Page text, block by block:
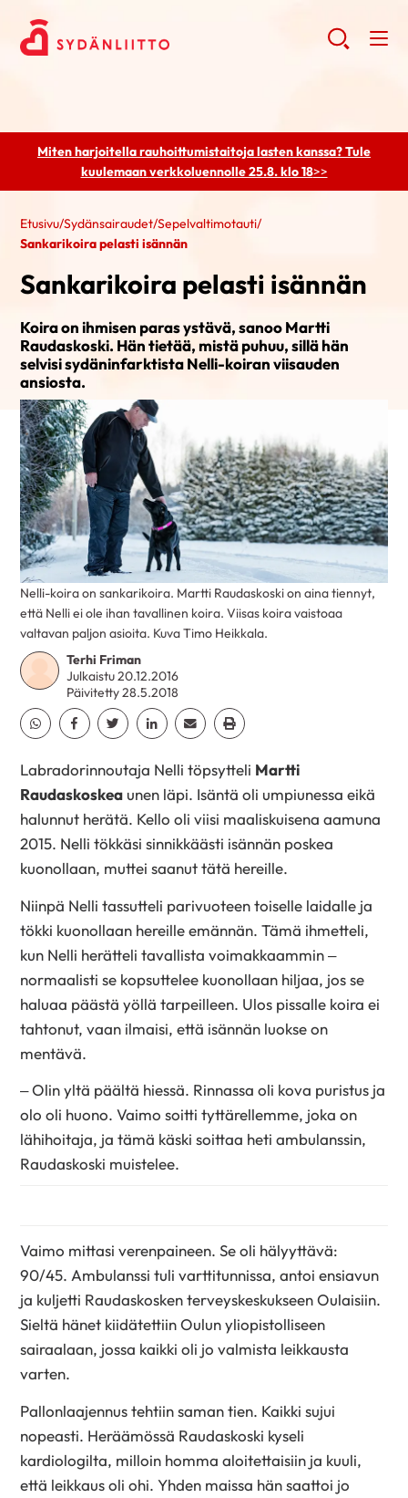
Miten harjoitella rauhoittumistaitoja lasten kanssa? Tule
kuulemaanverkkoluennolle 25.8. klo 18>>
Etusivu/Sydänsairaudet/Sepelvaltimotauti/
Sankarikoira pelasti isännän
Sankarikoira pelasti isännän
Koira on ihmisen paras ystävä, sanoo Martti
Raudaskoski. Hän tietää, mistä puhuu, sillä hän
selvisi sydäninfarktista Nelli-koiran viisauden
ansiosta.
Terhi Friman
Julkaistu 20.12.2016
Päivitetty 28.5.2018
Jaa Whatsapp
Jaa Facebook
Jaa TwitterJaa Linkedin
Jaa EmailJaa Print
Nelli-koira on sankarikoira. Martti Raudaskoski on aina tiennyt,
että Nelli ei ole ihan tavallinen koira. Viisas koira vaistoaa
valtavan paljon asioita. Kuva Timo Heikkala.
Labradorinnoutaja Nelli töpsytteli Martti
Raudaskoskea unen läpi. Isäntä oli umpiunessa eikä
halunnut herätä. Kello oli viisi maaliskuisena aamuna
2015. Nelli tökkäsi sinnikkäästi isännän poskea
kuonollaan, muttei saanut tätä hereille.
Niinpä Nelli tassutteli parivuoteen toiselle laidalle ja
tökki kuonollaan hereille emännän. Tämä ihmetteli,
kun Nelli herätteli tavallista voimakkaammin –
normaalisti se kopsuttelee kuonollaan hiljaa, jos se
haluaa päästä yöllä tarpeilleen. Ulos pissalle koira ei
tahtonut, vaan ilmaisi, että isännän luokse on
mentävä.
– Olin yltä päältä hiessä. Rinnassa oli kova puristus ja
olo oli huono. Vaimo soitti tyttärellemme, joka on
lähihoitaja, ja tämä käski soittaa heti ambulanssin,
Raudaskoski muistelee.
Vaimo mittasi verenpaineen. Se oli hälyyttävä:
90/45. Ambulanssi tuli varttitunnissa, antoi ensiavun
ja kuljetti Raudaskosken terveyskeskukseen Oulaisiin.
Sieltä hänet kiidätettiin Oulun yliopistolliseen
sairaalaan, jossa kaikki oli jo valmista leikkausta
varten.
Pallonlaajennus tehtiin saman tien. Kaikki sujui
nopeasti. Heräämössä Raudaskoski kyseli
kardiologilta, milloin homma aloitettaisiin ja kuuli,
että leikkaus oli ohi. Yhden maissa hän saattoi jo